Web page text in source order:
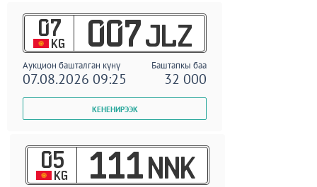
07
KG 007 JLZ
Аукцион башталган күнү Баштапкы баа
07.08.2026 09:25 32 000
05
KG 111 NNK